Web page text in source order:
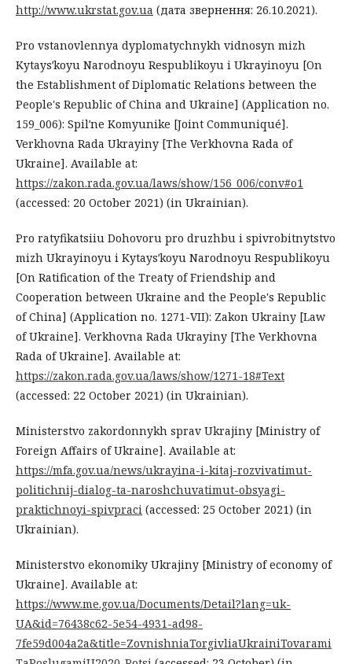
http://www.ukrstat.gov.ua (дата звернення: 26.10.2021).
Pro vstanovlennya dyplomatychnykh vidnosyn mizh
Kytaysʹkoyu Narodnoyu Respublikoyu i Ukrayinoyu [On
the Establishment of Diplomatic Relations between the
People's Republic of China and Ukraine] (Application no.
159_006): Spilʹne Komyunike [Joint Communiqué].
Verkhovna Rada Ukrayiny [The Verkhovna Rada of
Ukraine]. Available at:
https://zakon.rada.gov.ua/laws/show/156_006/conv#o1
(accessed: 20 October 2021) (in Ukrainian).
Pro ratyfikatsiiu Dohovoru pro druzhbu i spivrobitnytstvo
mizh Ukrayinoyu i Kytaysʹkoyu Narodnoyu Respublikoyu
[On Ratification of the Treaty of Friendship and
Cooperation between Ukraine and the People's Republic
of China] (Application no. 1271-VII): Zakon Ukrainy [Law
of Ukraine]. Verkhovna Rada Ukrayiny [The Verkhovna
Rada of Ukraine]. Available at:
https://zakon.rada.gov.ua/laws/show/1271-18#Text
(accessed: 22 October 2021) (in Ukrainian).
Ministerstvo zakordonnykh sprav Ukrajiny [Ministry of
Foreign Affairs of Ukraine]. Available at:
https://mfa.gov.ua/news/ukrayina-i-kitaj-rozvivatimut-
politichnij-dialog-ta-naroshchuvatimut-obsyagi-
praktichnoyi-spivpraci (accessed: 25 October 2021) (in
Ukrainian).
Ministerstvo ekonomiky Ukrajiny [Ministry of economy of
Ukraine]. Available at:
https://www.me.gov.ua/Documents/Detail?lang=uk-
UA&id=76438c62-5e54-4931-ad98-
7fe59d004a2a&title=ZovnishniaTorgivliaUkrainiTovarami